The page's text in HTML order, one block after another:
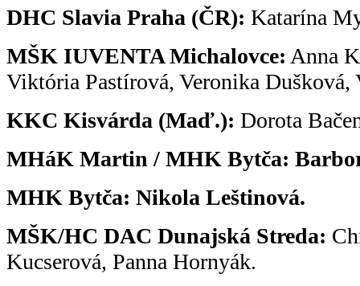
DHC Slavia Praha (ČR): Katarína
MŠK IUVENTA Michalovce: Anna
Viktória Pastírová, Veronika
KKC Kisvárda (Maď.): Dorota
MHáK Martin / MHK Bytča:
MHK Bytča: Nikola Leštinová.
MŠK/HC DAC Dunajská Streda:
Kucserová, Panna Hornyák.